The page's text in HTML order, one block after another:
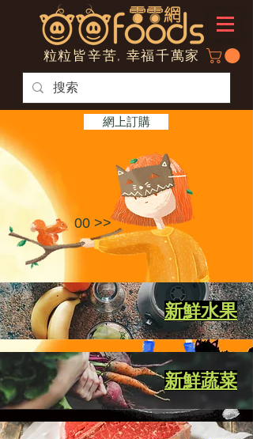
粒粒皆辛苦, 幸福千萬家
網上訂購
00 >>
新鮮水果
新鮮蔬菜